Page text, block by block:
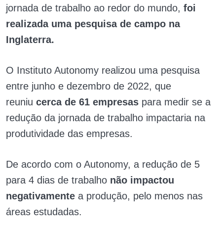
jornada de trabalho ao redor do mundo, foi
realizada uma pesquisa de campo na
Inglaterra.
O Instituto Autonomy realizou uma pesquisa
entre junho e dezembro de 2022, que
reuniu cerca de 61 empresas para medir se a
redução da jornada de trabalho impactaria na
produtividade das empresas.
De acordo com o Autonomy, a redução de 5
para 4 dias de trabalho não impactou
negativamente a produção, pelo menos nas
áreas estudadas.